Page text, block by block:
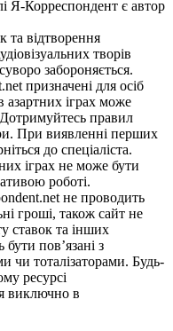
Я-Корреспондент є автор
та відтворення
творів
забороняється.
призначені для осіб
азартних іграх може
правил
При виявленні перших
до спеціаліста.
іграх не може бути
роботі.
не проводить
гроші, також сайт не
ставок та інших
бути пов’язані з
чи тоталізаторами. Будь-
ресурсі
виключно в